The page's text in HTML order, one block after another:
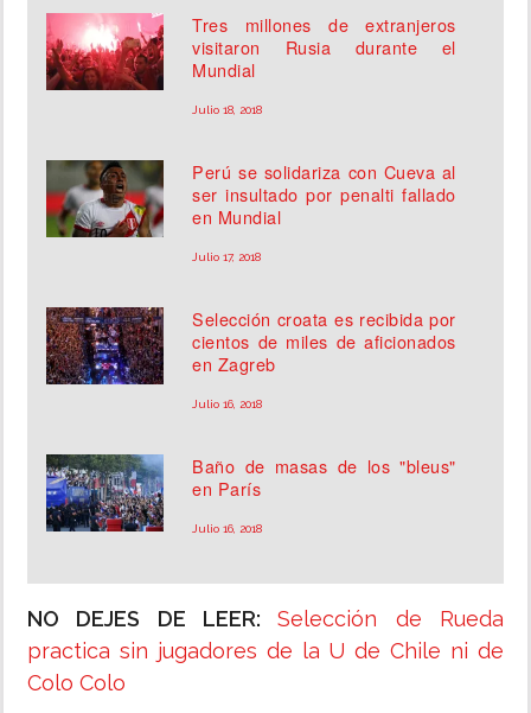
Tres millones de extranjeros
visitaron Rusia durante el
Mundial
Julio 18, 2018
Perú se solidariza con Cueva al
ser insultado por penalti fallado
en Mundial
Julio 17, 2018
Selección croata es recibida por
cientos de miles de aficionados
en Zagreb
Julio 16, 2018
Baño de masas de los "bleus"
en París
Julio 16, 2018
NO DEJES DE LEER:Selección de Rueda
practica sin jugadores de la U de Chile ni de
Colo Colo